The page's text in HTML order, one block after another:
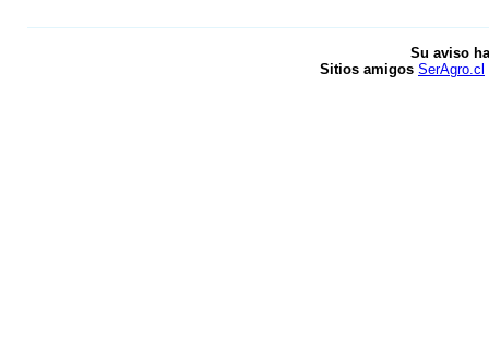
Su aviso
Sitios amigos SerAgro.cl